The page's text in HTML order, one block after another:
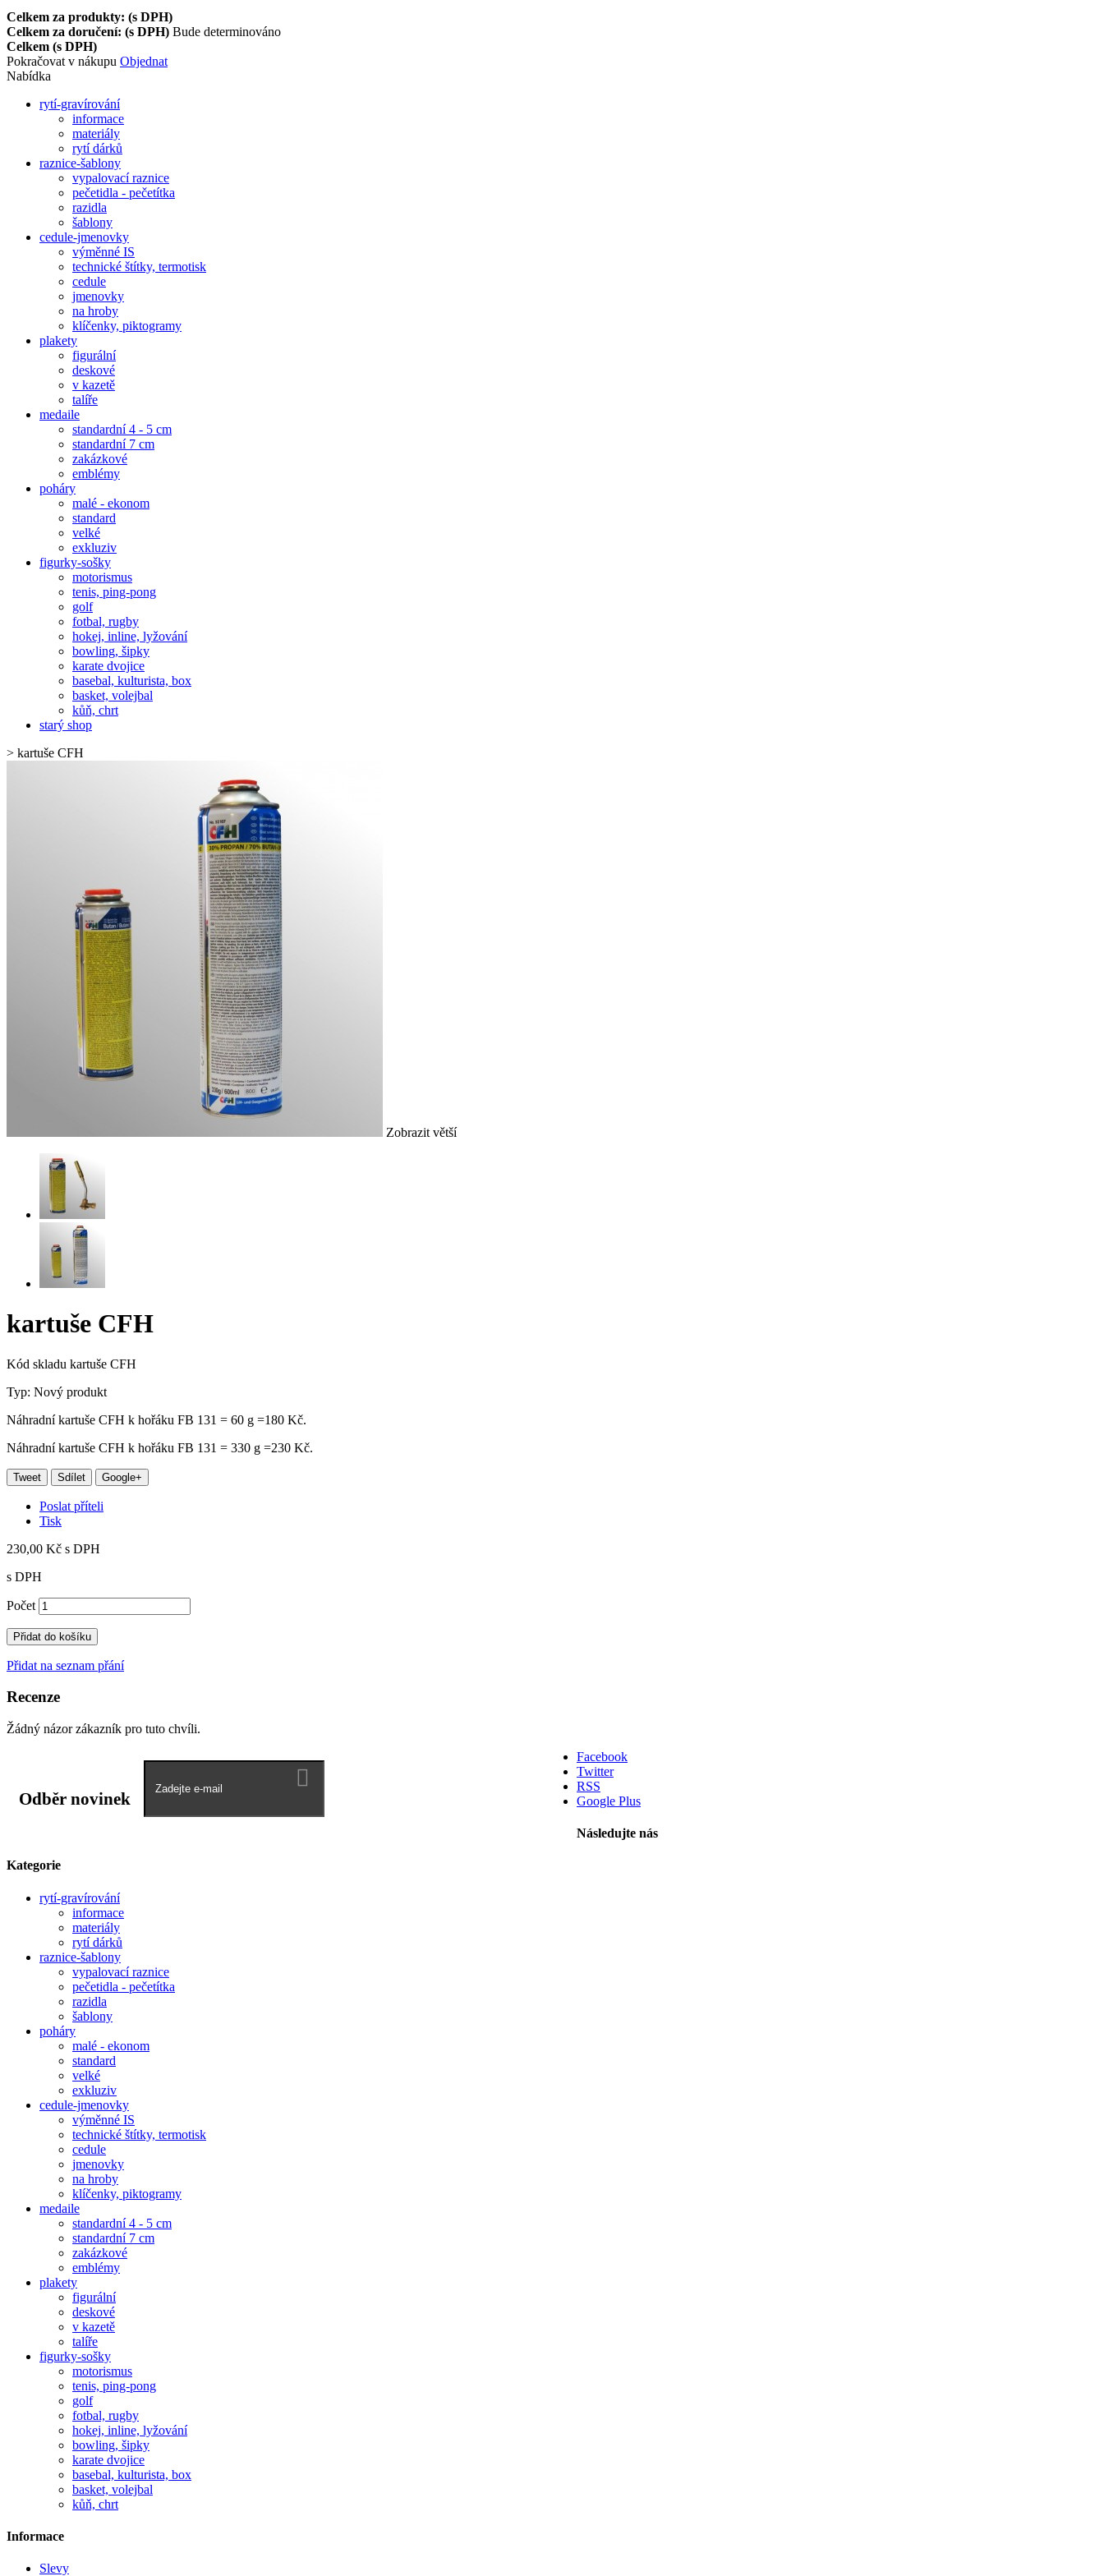
Celkem za produkty: (s DPH)
Celkem za doručení: (s DPH) Bude determinováno
Celkem (s DPH)
Pokračovat v nákupu Objednat
Nabídka
rytí-gravírování
informace
materiály
rytí dárků
raznice-šablony
vypalovací raznice
pečetidla - pečetítka
razidla
šablony
cedule-jmenovky
výměnné IS
technické štítky, termotisk
cedule
jmenovky
na hroby
klíčenky, piktogramy
plakety
figurální
deskové
v kazetě
talíře
medaile
standardní 4 - 5 cm
standardní 7 cm
zakázkové
emblémy
poháry
malé - ekonom
standard
velké
exkluziv
figurky-sošky
motorismus
tenis, ping-pong
golf
fotbal, rugby
hokej, inline, lyžování
bowling, šipky
karate dvojice
basebal, kulturista, box
basket, volejbal
kůň, chrt
starý shop
> kartuše CFH
Zobrazit větší
kartuše CFH
Kód skladu kartuše CFH
Typ: Nový produkt
Náhradní kartuše CFH k hořáku FB 131 = 60 g =180 Kč.
Náhradní kartuše CFH k hořáku FB 131 = 330 g =230 Kč.
Tweet Sdílet Google+
Poslat příteli
Tisk
230,00 Kč s DPH
s DPH
Počet
Přidat do košíku
Přidat na seznam přání
Recenze
Žádný názor zákazník pro tuto chvíli.
Odběr novinek
Facebook
Twitter
RSS
Google Plus
Následujte nás
Kategorie
rytí-gravírování
informace
materiály
rytí dárků
raznice-šablony
vypalovací raznice
pečetidla - pečetítka
razidla
šablony
poháry
malé - ekonom
standard
velké
exkluziv
cedule-jmenovky
výměnné IS
technické štítky, termotisk
cedule
jmenovky
na hroby
klíčenky, piktogramy
medaile
standardní 4 - 5 cm
standardní 7 cm
zakázkové
emblémy
plakety
figurální
deskové
v kazetě
talíře
figurky-sošky
motorismus
tenis, ping-pong
golf
fotbal, rugby
hokej, inline, lyžování
bowling, šipky
karate dvojice
basebal, kulturista, box
basket, volejbal
kůň, chrt
Informace
Slevy